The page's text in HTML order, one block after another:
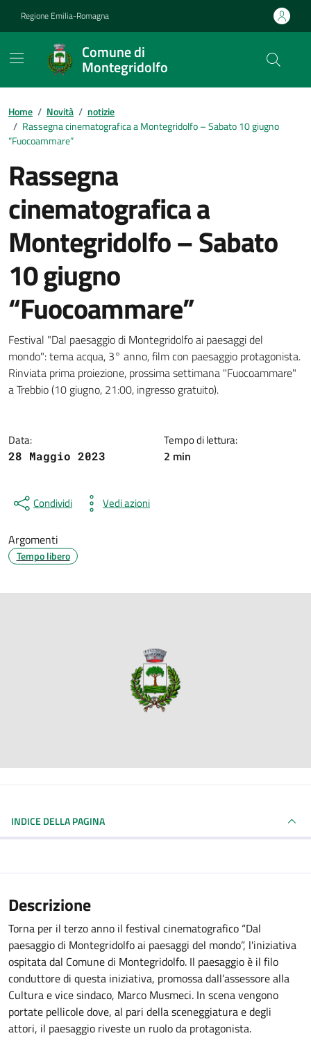
Regione Emilia-Romagna
Comune di
Montegridolfo
Contenuti in evidenza
Home / Novità / notizie
/ Rassegna cinematografica a Montegridolfo – Sabato 10 giugno
“Fuocoammare”
Rassegna
cinematografica a
Montegridolfo – Sabato
10 giugno
“Fuocoammare”
Dettagli della notizia
Festival "Dal paesaggio di Montegridolfo ai paesaggi del
mondo": tema acqua, 3° anno, film con paesaggio protagonista.
Rinviata prima proiezione, prossima settimana "Fuocoammare"
a Trebbio (10 giugno, 21:00, ingresso gratuito).
Data:
28 Maggio 2023
Tempo di lettura:
2 min
Condividi Vedi azioni
Argomenti
Tempo libero
INDICE DELLA PAGINA
Descrizione
Torna per il terzo anno il festival cinematografico “Dal
paesaggio di Montegridolfo ai paesaggi del mondo”, l'iniziativa
ospitata dal Comune di Montegridolfo. Il paesaggio è il filo
conduttore di questa iniziativa, promossa dall’assessore alla
Cultura e vice sindaco, Marco Musmeci. In scena vengono
portate pellicole dove, al pari della sceneggiatura e degli
attori, il paesaggio riveste un ruolo da protagonista.